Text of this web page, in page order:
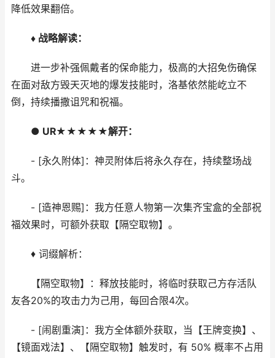
降低效果翻倍。
♦ 战略解读：
进一步补强佩戴者的保命能力，极高的大招免伤确保
在面对敌方毁天灭地的爆发技能时，洛基依然能屹立不
倒，持续播撒诅咒和祝福。
● UR★★★★★解开：
- [永久附体]：神灵附体后将永久存在，持续整场战
斗。
- [造神恩赐]：我方任意人物第一次集齐宝盒的全部祝
福效果时，可额外获取【隔空取物】。
♦ 词缀解析：
【隔空取物】：释放技能时，将临时获取己方存活队
友各20%的攻击力为己用，每回合限4次。
- [闹剧重演]：我方全体额外获取，当【王牌变换】、
【镜面戏法】、【隔空取物】触发时，有 50% 概率不占用